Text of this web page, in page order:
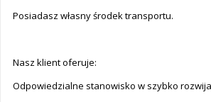
Posiadasz własny środek transportu.
Nasz klient oferuje:
Odpowiedzialne stanowisko w szybko